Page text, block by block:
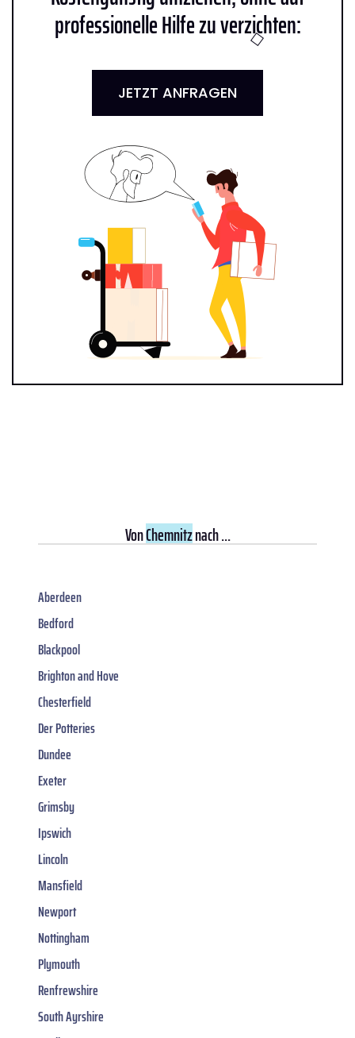
professionelle Hilfe zu verzichten:
JETZT ANFRAGEN
VonChemnitznach ...
Aberdeen
Bedford
Blackpool
Brighton and Hove
Chesterfield
Der Potteries
Dundee
Exeter
Grimsby
Ipswich
Lincoln
Mansfield
Newport
Nottingham
Plymouth
Renfrewshire
South Ayrshire